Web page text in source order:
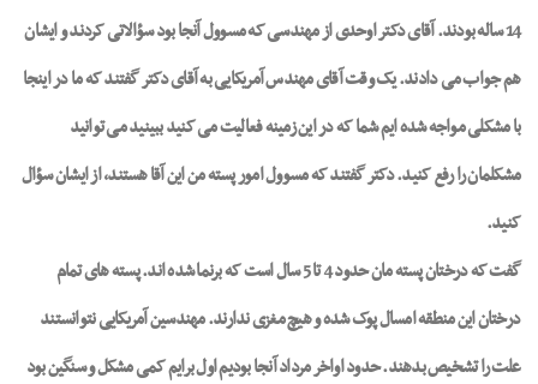
14 ساله بودند. آقای دکتر اوحدی از مهندسی که مسوول آنجا بود سؤالاتی کردند و ایشان
هم جواب می دادند. یک وقت آقای مهندس آمریکایی به آقای دکتر گفتند که ما در اینجا
با مشکلی مواجه شده ایم شما که در این زمینه فعالیت می کنید ببینید می توانید
مشکلمان را رفع کنید. دکتر گفتند که مسوول امور پسته من این آقا هستند، از ایشان سؤال
کنید.
گفت که درختان پسته مان حدود 4 تا 5 سال است که برنما شده اند. پسته های تمام
درختان این منطقه امسال پوک شده و هیچ مغزی ندارند. مهندسین آمریکایی نتوانستند
علت را تشخیص بدهند. حدود اواخر مرداد آنجا بودیم اول برایم کمی مشکل و سنگین بود